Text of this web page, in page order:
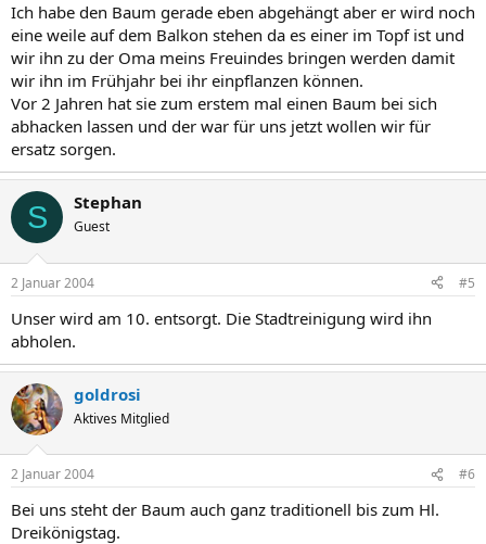
Ich habe den Baum gerade eben abgehängt aber er wird noch
eine weile auf dem Balkon stehen da es einer im Topf ist und
wir ihn zu der Oma meins Freuindes bringen werden damit
wir ihn im Frühjahr bei ihr einpflanzen können.
Vor 2 Jahren hat sie zum erstem mal einen Baum bei sich
abhacken lassen und der war für uns jetzt wollen wir für
ersatz sorgen.
S Stephan
Guest
2 Januar 2004 #5
Unser wird am 10. entsorgt. Die Stadtreinigung wird ihn
abholen.
goldrosi
Aktives Mitglied
2 Januar 2004 #6
Bei uns steht der Baum auch ganz traditionell bis zum Hl.
Dreikönigstag.